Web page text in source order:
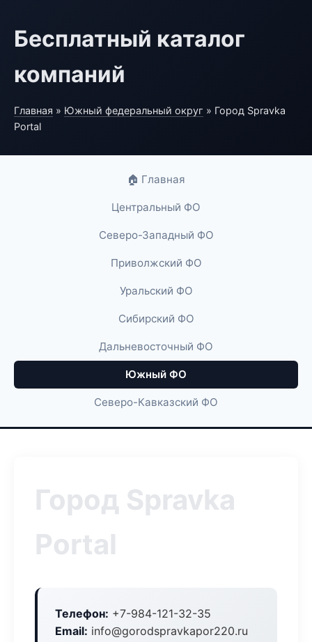
Бесплатный каталог
компаний
Главная » Южный федеральный округ » Город Spravka
Portal
🏠 Главная
Центральный ФО
Северо-Западный ФО
Приволжский ФО
Уральский ФО
Сибирский ФО
Дальневосточный ФО
Южный ФО
Северо-Кавказский ФО
Город Spravka
Portal
Телефон: +7-984-121-32-35
Email: info@gorodspravkapor220.ru